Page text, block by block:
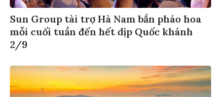
Sun Group tài trợ Hà Nam bắn pháo hoa
mỗi cuối tuần đến hết dịp Quốc khánh
2/9